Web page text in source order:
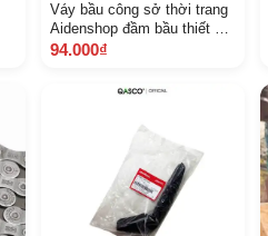
Váy bầu công sở thời trang
Aidenshop đầm bầu thiết kế
giá rẻ 4570 kgkèm ảnh thật
94.000₫